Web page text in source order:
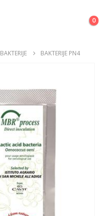
0
BAKTERIJE BAKTERIJE PN4